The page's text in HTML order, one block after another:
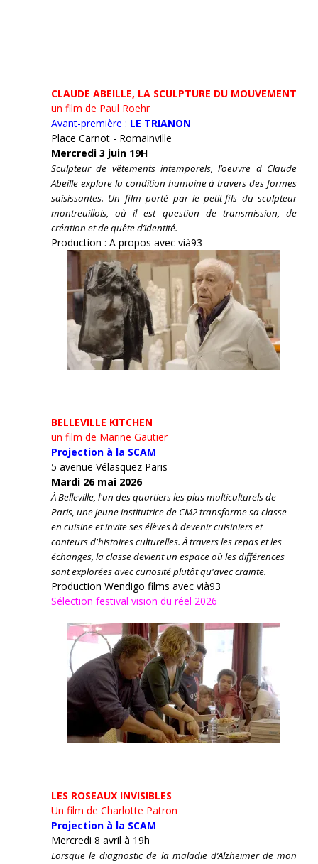
CLAUDE ABEILLE, LA SCULPTURE DU MOUVEMENT
un film de Paul Roehr
Avant-première : LE TRIANON
Place Carnot - Romainville
Mercredi 3 juin 19H
Sculpteur de vêtements intemporels, l’oeuvre d Claude
Abeille explore la condition humaine à travers des formes
saisissantes. Un film porté par le petit-fils du sculpteur
montreuillois, où il est question de transmission, de
création et de quête d’identité.
Production : A propos avec vià93
BELLEVILLE KITCHEN
un film de Marine Gautier
Projection à la SCAM
5 avenue Vélasquez Paris
Mardi 26 mai 2026
À Belleville, l'un des quartiers les plus multiculturels de
Paris, une jeune institutrice de CM2 transforme sa classe
en cuisine et invite ses élèves à devenir cuisiniers et
conteurs d'histoires culturelles.À travers les repas et les
échanges, la classe devient un espace où les différences
sont explorées avec curiosité plutôt qu'avec crainte.
Production Wendigo films avec vià93
Sélection festival vision du réel 2026
LES ROSEAUX INVISIBLES
Un film de Charlotte Patron
Projection à la SCAM
Mercredi 8 avril à 19h
Lorsque le diagnostic de la maladie d’Alzheimer de mon